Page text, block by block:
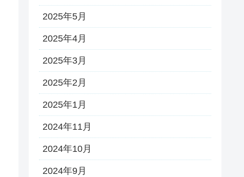
2025年5月
2025年4月
2025年3月
2025年2月
2025年1月
2024年11月
2024年10月
2024年9月